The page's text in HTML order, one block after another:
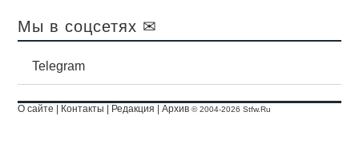
Мы в соцсетях ✉
Telegram
О сайте Контакты Редакция |Архив © 2004-2026 Stfw.Ru